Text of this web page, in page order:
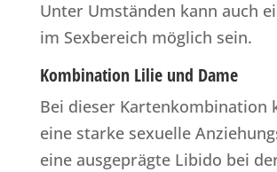
Unter Umständen kann auch
im Sexbereich möglich sein.
Kombination Lilie und Dame
Bei dieser Kartenkombination
eine starke sexuelle
eine ausgeprägte Libido bei